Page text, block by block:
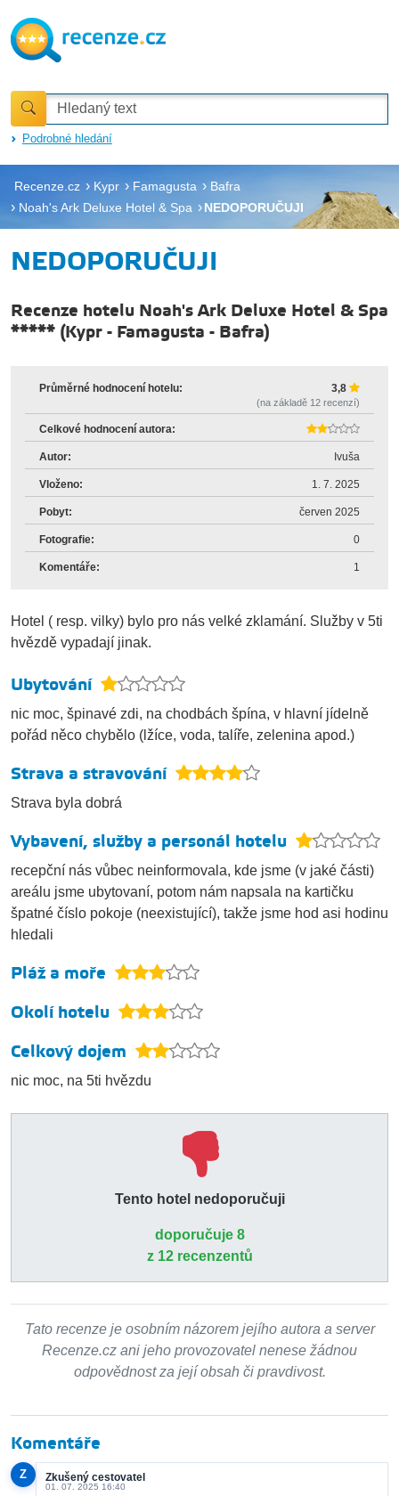
Podrobné hledání
Recenze.cz Kypr Famagusta
Bafra
Noah's Ark Deluxe Hotel & Spa
NEDOPORUČUJI
NEDOPORUČUJI
Recenze hotelu Noah's Ark Deluxe Hotel & Spa
***** (Kypr - Famagusta - Bafra)
Průměrné hodnocení hotelu: 3,8
(na základě 12 recenzí)
Celkové hodnocení autora:
Autor: Ivuša
Vloženo: 1. 7. 2025
Pobyt: červen 2025
Fotografie: 0
Komentáře: 1
Hotel ( resp. vilky) bylo pro nás velké zklamání. Služby v 5ti
hvězdě vypadají jinak.
Ubytování
nic moc, špinavé zdi, na chodbách špína, v hlavní jídelně
pořád něco chybělo (lžíce, voda, talíře, zelenina apod.)
Strava a stravování
Strava byla dobrá
Vybavení, služby a personál hotelu
recepční nás vůbec neinformovala, kde jsme (v jaké části)
areálu jsme ubytovaní, potom nám napsala na kartičku
špatné číslo pokoje (neexistující), takže jsme hod asi hodinu
hledali
Pláž a moře
Okolí hotelu
Celkový dojem
nic moc, na 5ti hvězdu
Tento hotel nedoporučuji
doporučuje 8
z 12 recenzentů
Tato recenze je osobním názorem jejího autora a server
Recenze.cz ani jeho provozovatel nenese žádnou
odpovědnost za její obsah či pravdivost.
Komentáře
Z Zkušený cestovatel
01. 07. 2025 16:40